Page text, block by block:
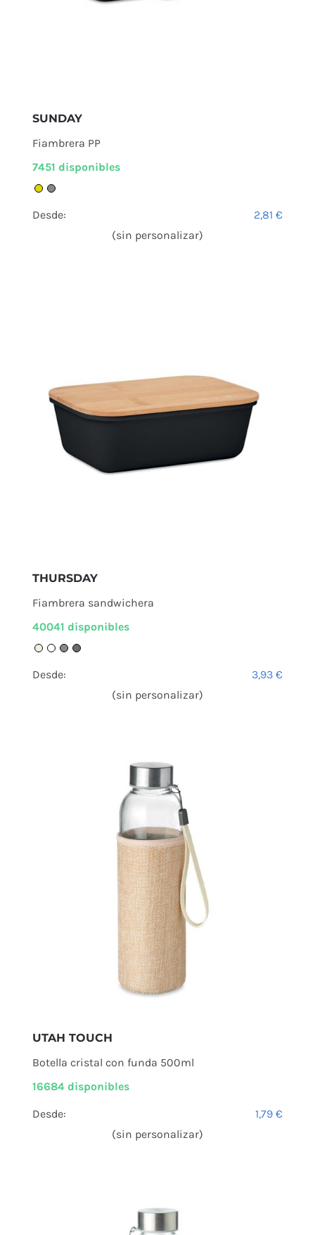
SUNDAY
Fiambrera PP
7451 disponibles
Desde: 2,81€
(sin personalizar)
THURSDAY
Fiambrera sandwichera
40041 disponibles
Desde: 3,93€
(sin personalizar)
UTAH TOUCH
Botella cristal con funda 500ml
16684 disponibles
Desde: 1,79€
(sin personalizar)